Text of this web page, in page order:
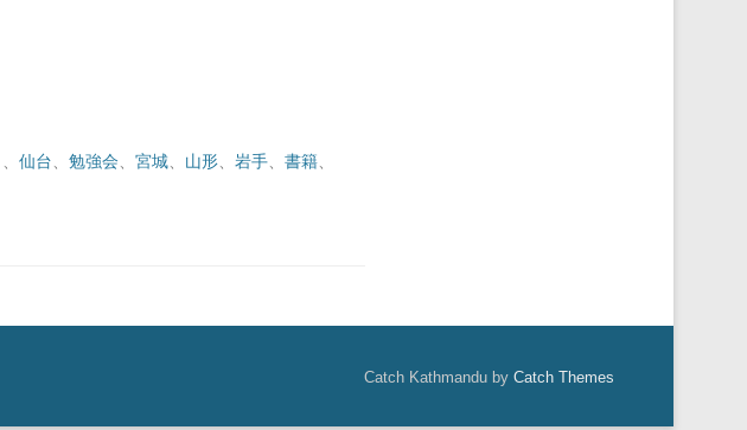
仙台 勉強会 宮城 山形 岩手 書籍
Catch Kathmandu by Catch Themes